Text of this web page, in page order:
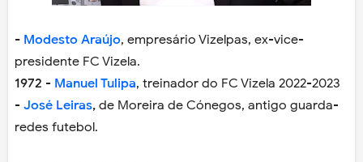
- Modesto Araújo, empresário Vizelpas, ex-vice-
presidente FC Vizela.
1972 - Manuel Tulipa, treinador do FC Vizela 2022-2023
- José Leiras, de Moreira de Cónegos, antigo guarda-
redes futebol.